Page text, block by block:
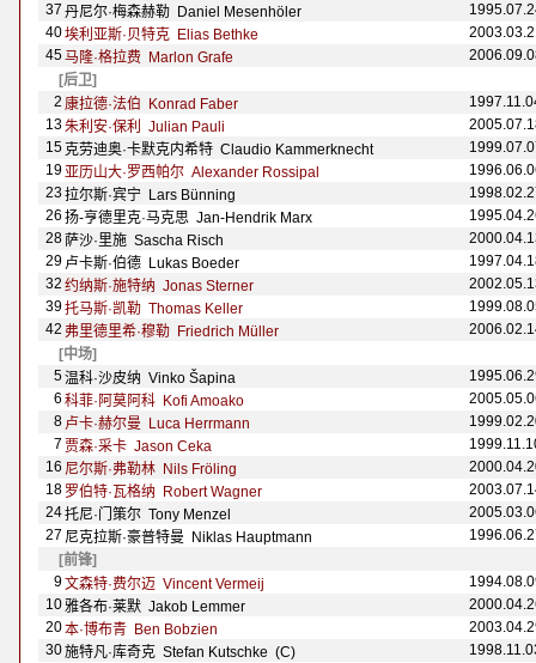
37 丹尼尔·梅森赫勒 Daniel Mesenhöler
40埃利亚斯·贝特克 Elias Bethke
45马隆·格拉费 Marlon Grafe
[后卫]
2 康拉德·法伯 Konrad Faber
13朱利安·保利 Julian Pauli
15 克劳迪奥·卡默克内希特 Claudio Kammerknecht
19亚历山大·罗西帕尔 Alexander Rossipal
23 拉尔斯·宾宁 Lars Bünning
26 扬-亨德里克·马克思 Jan-Hendrik Marx
28 萨沙·里施 Sascha Risch
29 卢卡斯·伯德 Lukas Boeder
32 约纳斯·施特纳 Jonas Sterner
39托马斯·凯勒 Thomas Keller
42 弗里德里希·穆勒 Friedrich Müller
[中场]
5温科·沙皮纳 Vinko Šapina
6 科菲·阿莫阿科 Kofi Amoako
8 卢卡·赫尔曼 Luca Herrmann
7 贾森·采卡 Jason Ceka
16 尼尔斯·弗勒林 Nils Frö ling
18 罗伯特·瓦格纳 Robert Wagner
24托尼·门策尔 Tony Menzel
27 尼克拉斯·豪普特曼 Niklas Hauptmann
[前锋]
9文森特·费尔迈 Vincent Vermeij
10雅各布·莱默 Jakob Lemmer
20本·博布青 Ben Bobzien
30施特凡·库奇克 Stefan Kutschke (C)